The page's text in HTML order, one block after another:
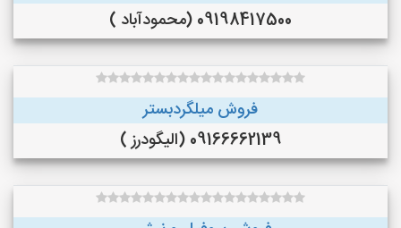
09198417500 (محمودآباد )
فروش میلگردبستر
09166662139 (الیگودرز )